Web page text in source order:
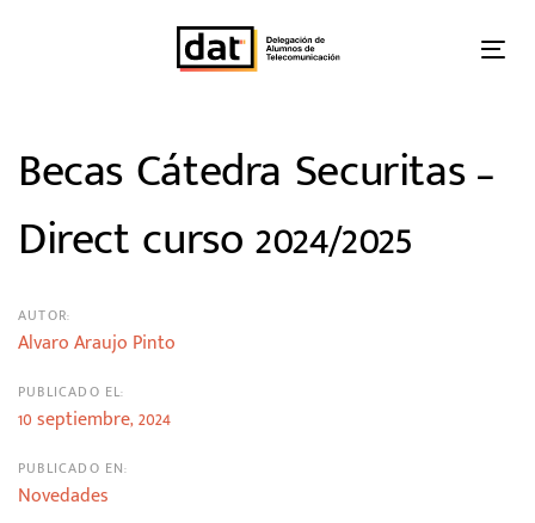
Skip
content
Becas Cátedra Securitas –
Direct curso 2024/2025
AUTOR:
Alvaro Araujo Pinto
PUBLICADO EL:
10 septiembre, 2024
PUBLICADO EN:
Novedades
Post
navigation